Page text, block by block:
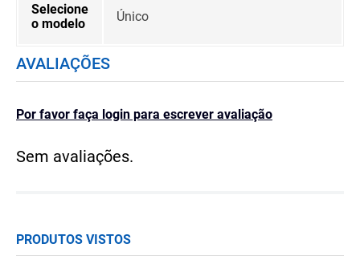
Selecione
o modelo
Único
AVALIAÇÕES
Por favor faça login para escrever avaliação
Sem avaliações.
PRODUTOS VISTOS